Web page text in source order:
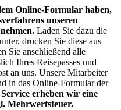
Online-Formular haben,
unseren
Laden Sie dazu die
drucken Sie diese aus
Sie anschließend alle
Ihres Reisepasses und
an uns. Unsere Mitarbeiter
in das Online-Formular der
erheben wir eine
Mehrwertsteuer.